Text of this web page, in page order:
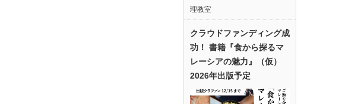
理教室
クラウドファンディング成
功！ 書籍『食から探るマ
レーシアの魅力』（仮）
2026年出版予定